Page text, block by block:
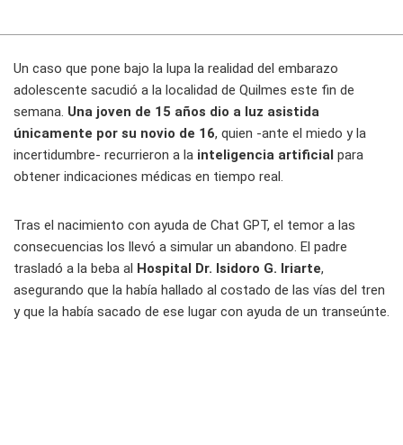
Un caso que pone bajo la lupa la realidad del embarazo
adolescente sacudió a la localidad de Quilmes este fin de
semana. Una joven de 15 años dio a luz asistida
únicamente por su novio de 16, quien -ante el miedo y la
incertidumbre- recurrieron a la inteligencia artificial para
obtener indicaciones médicas en tiempo real.
Tras el nacimiento con ayuda de Chat GPT, el temor a las
consecuencias los llevó a simular un abandono. El padre
trasladó a la beba al Hospital Dr. Isidoro G. Iriarte,
asegurando que la había hallado al costado de las vías del tren
y que la había sacado de ese lugar con ayuda de un transeúnte.